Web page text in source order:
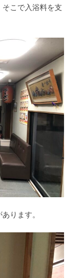
こで入浴料を支
ります。